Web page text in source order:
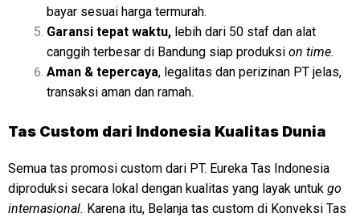
bayar sesuai harga termurah.
Garansi tepat waktu, lebih dari 50 staf dan alat
canggih terbesar di Bandung siap produksi on time.
Aman & tepercaya, legalitas dan perizinan PT jelas,
transaksi aman dan ramah.
Tas Custom dari Indonesia Kualitas Dunia
Semua tas promosi custom dari PT. Eureka Tas Indonesia
diproduksi secara lokal dengan kualitas yang layak untuk go
internasional. Karena itu, Belanja tas custom di Konveksi Tas